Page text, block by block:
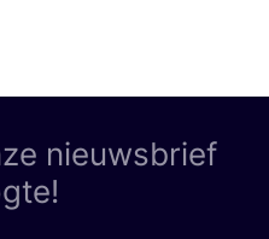
nieuwsbrief